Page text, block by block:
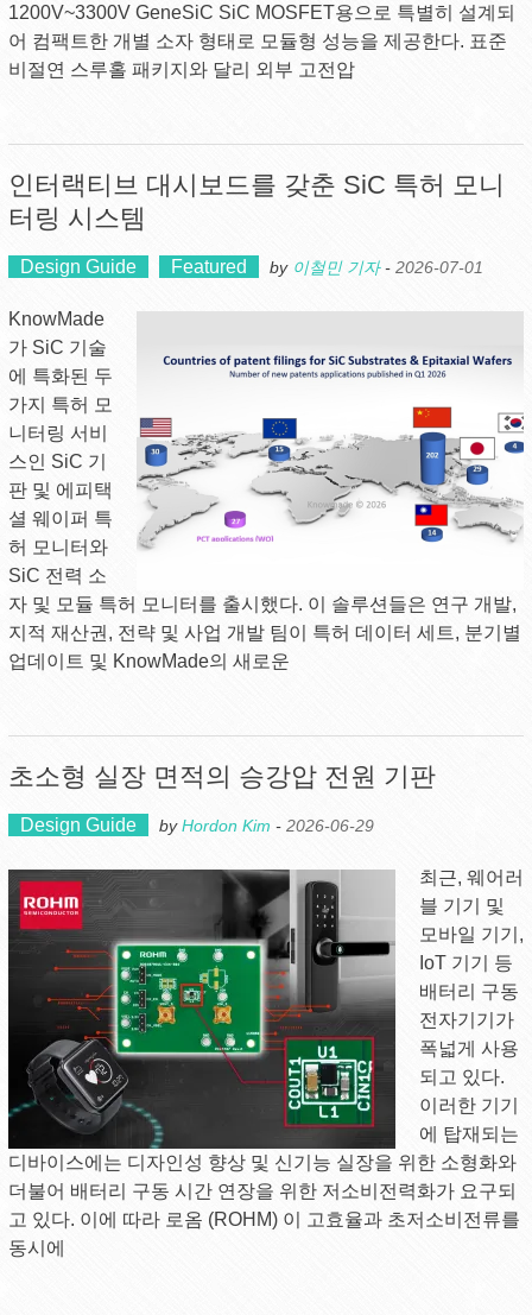
1200V~3300V GeneSiC SiC MOSFET용으로 특별히 설계되
어 컴팩트한 개별 소자 형태로 모듈형 성능을 제공한다. 표준
비절연 스루홀 패키지와 달리 외부 고전압
인터랙티브 대시보드를 갖춘 SiC 특허 모니
터링 시스템
Design Guide Featured by 이철민 기자- 2026-07-01
KnowMade
가 SiC 기술
에 특화된 두
가지 특허 모
니터링 서비
스인 SiC 기
판 및 에피택
셜 웨이퍼 특
허 모니터와
SiC 전력 소
자 및 모듈 특허 모니터를 출시했다. 이 솔루션들은 연구 개발,
지적 재산권, 전략 및 사업 개발 팀이 특허 데이터 세트, 분기별
업데이트 및 KnowMade의 새로운
초소형 실장 면적의 승강압 전원 기판
Design Guide byHordon Kim - 2026-06-29
최근, 웨어러
블 기기 및
모바일 기기,
IoT 기기 등
배터리 구동
전자기기가
폭넓게 사용
되고 있다.
이러한 기기
에 탑재되는
디바이스에는 디자인성 향상 및 신기능 실장을 위한 소형화와
더불어 배터리 구동 시간 연장을 위한 저소비전력화가 요구되
고 있다. 이에 따라 로옴 (ROHM) 이 고효율과 초저소비전류를
동시에